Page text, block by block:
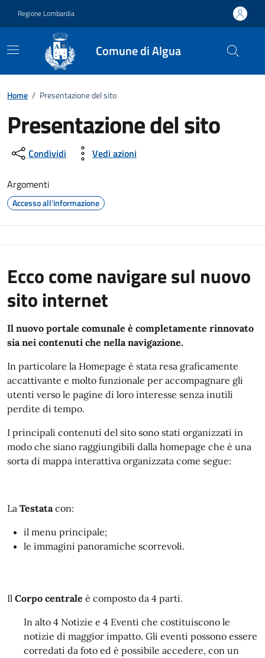
Regione Lombardia
Comune di Algua
Home / Presentazione del sito
Presentazione del sito
Condividi Vedi azioni
Argomenti
Accesso all'informazione
Ecco come navigare sul nuovo
sito internet
Il nuovo portale comunale è completamente rinnovato
sia nei contenuti che nella navigazione.
In particolare la Homepage è stata resa graficamente
accattivante e molto funzionale per accompagnare gli
utenti verso le pagine di loro interesse senza inutili
perdite di tempo.
I principali contenuti del sito sono stati organizzati in
modo che siano raggiungibili dalla homepage che è una
sorta di mappa interattiva organizzata come segue:
La Testatacon:
il menu principale;
le immagini panoramiche scorrevoli.
Il Corpo centrale è composto da 4 parti.
In alto 4 Notizie e 4 Eventi che costituiscono le
notizie di maggior impatto. Gli eventi possono essere
corredati da foto ed è possibile accedere, con un